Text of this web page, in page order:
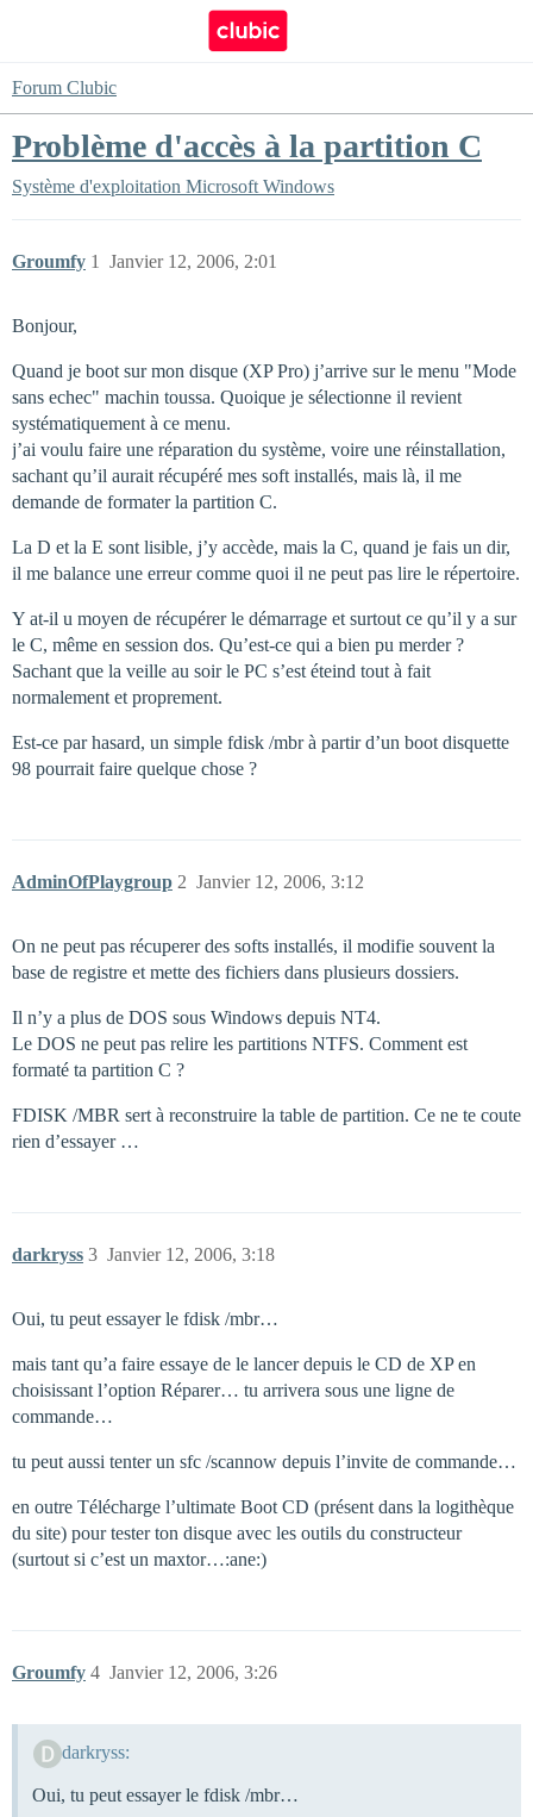
Forum Clubic
Problème d'accès à la partition C
Système d'exploitation Microsoft Windows
Groumfy Janvier 12, 2006, 2:01
1
Bonjour,
Quand je boot sur mon disque (XP Pro) j’arrive sur le menu "Mode
sans echec" machin toussa. Quoique je sélectionne il revient
systématiquement à ce menu.
j’ai voulu faire une réparation du système, voire une réinstallation,
sachant qu’il aurait récupéré mes soft installés, mais là, il me
demande de formater la partition C.
La D et la E sont lisible, j’y accède, mais la C, quand je fais un dir,
il me balance une erreur comme quoi il ne peut pas lire le répertoire.
Y at-il u moyen de récupérer le démarrage et surtout ce qu’il y a sur
le C, même en session dos. Qu’est-ce qui a bien pu merder ?
Sachant que la veille au soir le PC s’est éteind tout à fait
normalement et proprement.
Est-ce par hasard, un simple fdisk /mbr à partir d’un boot disquette
98 pourrait faire quelque chose ?
AdminOfPlaygroup Janvier 12, 2006, 3:12
2
On ne peut pas récuperer des softs installés, il modifie souvent la
base de registre et mette des fichiers dans plusieurs dossiers.
Il n’y a plus de DOS sous Windows depuis NT4.
Le DOS ne peut pas relire les partitions NTFS. Comment est
formaté ta partition C ?
FDISK /MBR sert à reconstruire la table de partition. Ce ne te coute
rien d’essayer …
darkryss Janvier 12, 2006, 3:18
3
Oui, tu peut essayer le fdisk /mbr…
mais tant qu’a faire essaye de le lancer depuis le CD de XP en
choisissant l’option Réparer… tu arrivera sous une ligne de
commande…
tu peut aussi tenter un sfc /scannow depuis l’invite de commande…
en outre Télécharge l’ultimate Boot CD (présent dans la logithèque
du site) pour tester ton disque avec les outils du constructeur
(surtout si c’est un maxtor…:ane:)
Groumfy Janvier 12, 2006, 3:26
4
darkryss:
Oui, tu peut essayer le fdisk /mbr…